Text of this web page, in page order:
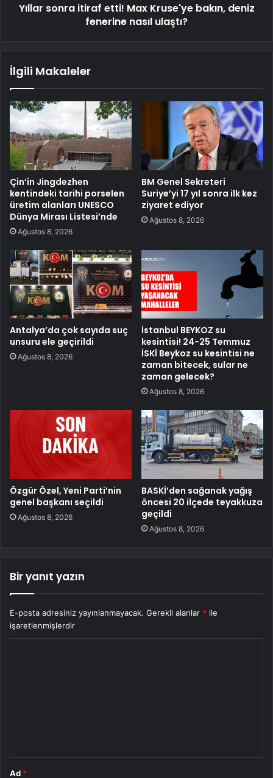
Yıllar sonra itiraf etti! Max Kruse'ye bakın, deniz
fenerine nasıl ulaştı?
İlgili Makaleler
Çin’in Jingdezhen
kentindeki tarihi porselen
üretim alanları UNESCO
Dünya Mirası Listesi’nde
Ağustos 8, 2026
BM Genel Sekreteri
Suriye’yi 17 yıl sonra ilk kez
ziyaret ediyor
Ağustos 8, 2026
Antalya’da çok sayıda suç
unsuru ele geçirildi
Ağustos 8, 2026
İstanbul BEYKOZ su
kesintisi! 24-25 Temmuz
İSKİ Beykoz su kesintisi ne
zaman bitecek, sular ne
zaman gelecek?
Ağustos 8, 2026
Özgür Özel, Yeni Parti’nin
genel başkanı seçildi
Ağustos 8, 2026
BASKİ’den sağanak yağış
öncesi 20 ilçede teyakkuza
geçildi
Ağustos 8, 2026
Bir yanıt yazın
E-posta adresiniz yayınlanmayacak. Gerekli alanlar * ile
işaretlenmişlerdir
Ad *